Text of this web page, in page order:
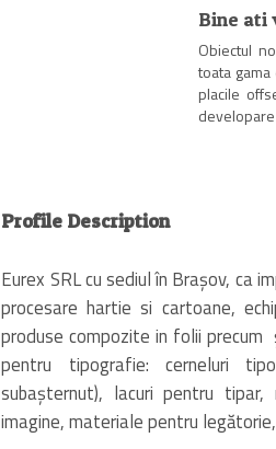
Bine ati
Obiectul
toata
placile
Profile Description
Eurex SRL cu sediul în Braşov, ca
procesare hartie si cartoane,
produse compozite in folii
pentru tipografie: cerneluri
subaşternut), lacuri pentru
imagine, materiale pentru